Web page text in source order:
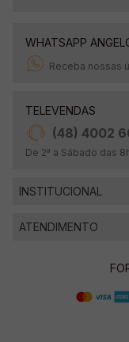
WHATSAPP
Receba nossas
TELEVENDAS
(48) 4002
De 2ª a Sábado das
INSTITUCIONAL
ATENDIMENTO